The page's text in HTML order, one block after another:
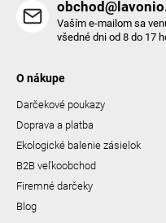
Vaším e-mailom sa
všedné dni od 8 do 17
O nákupe
Darčekové poukazy
Doprava a platba
Ekologické balenie zásielok
B2B veľkoobchod
Firemné darčeky
Blog